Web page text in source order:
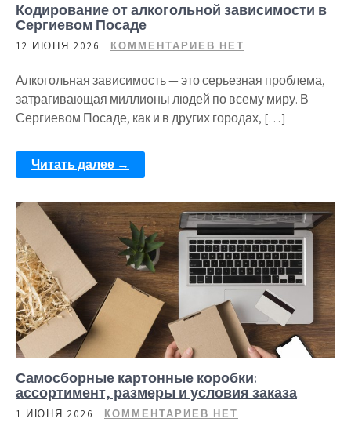
Кодирование от алкогольной зависимости в
Сергиевом Посаде
12 ИЮНЯ 2026 КОММЕНТАРИЕВ НЕТ
Алкогольная зависимость — это серьезная проблема,
затрагивающая миллионы людей по всему миру. В
Сергиевом Посаде, как и в других городах, […]
Читать далее →
Самосборные картонные коробки:
ассортимент, размеры и условия заказа
1 ИЮНЯ 2026 КОММЕНТАРИЕВ НЕТ